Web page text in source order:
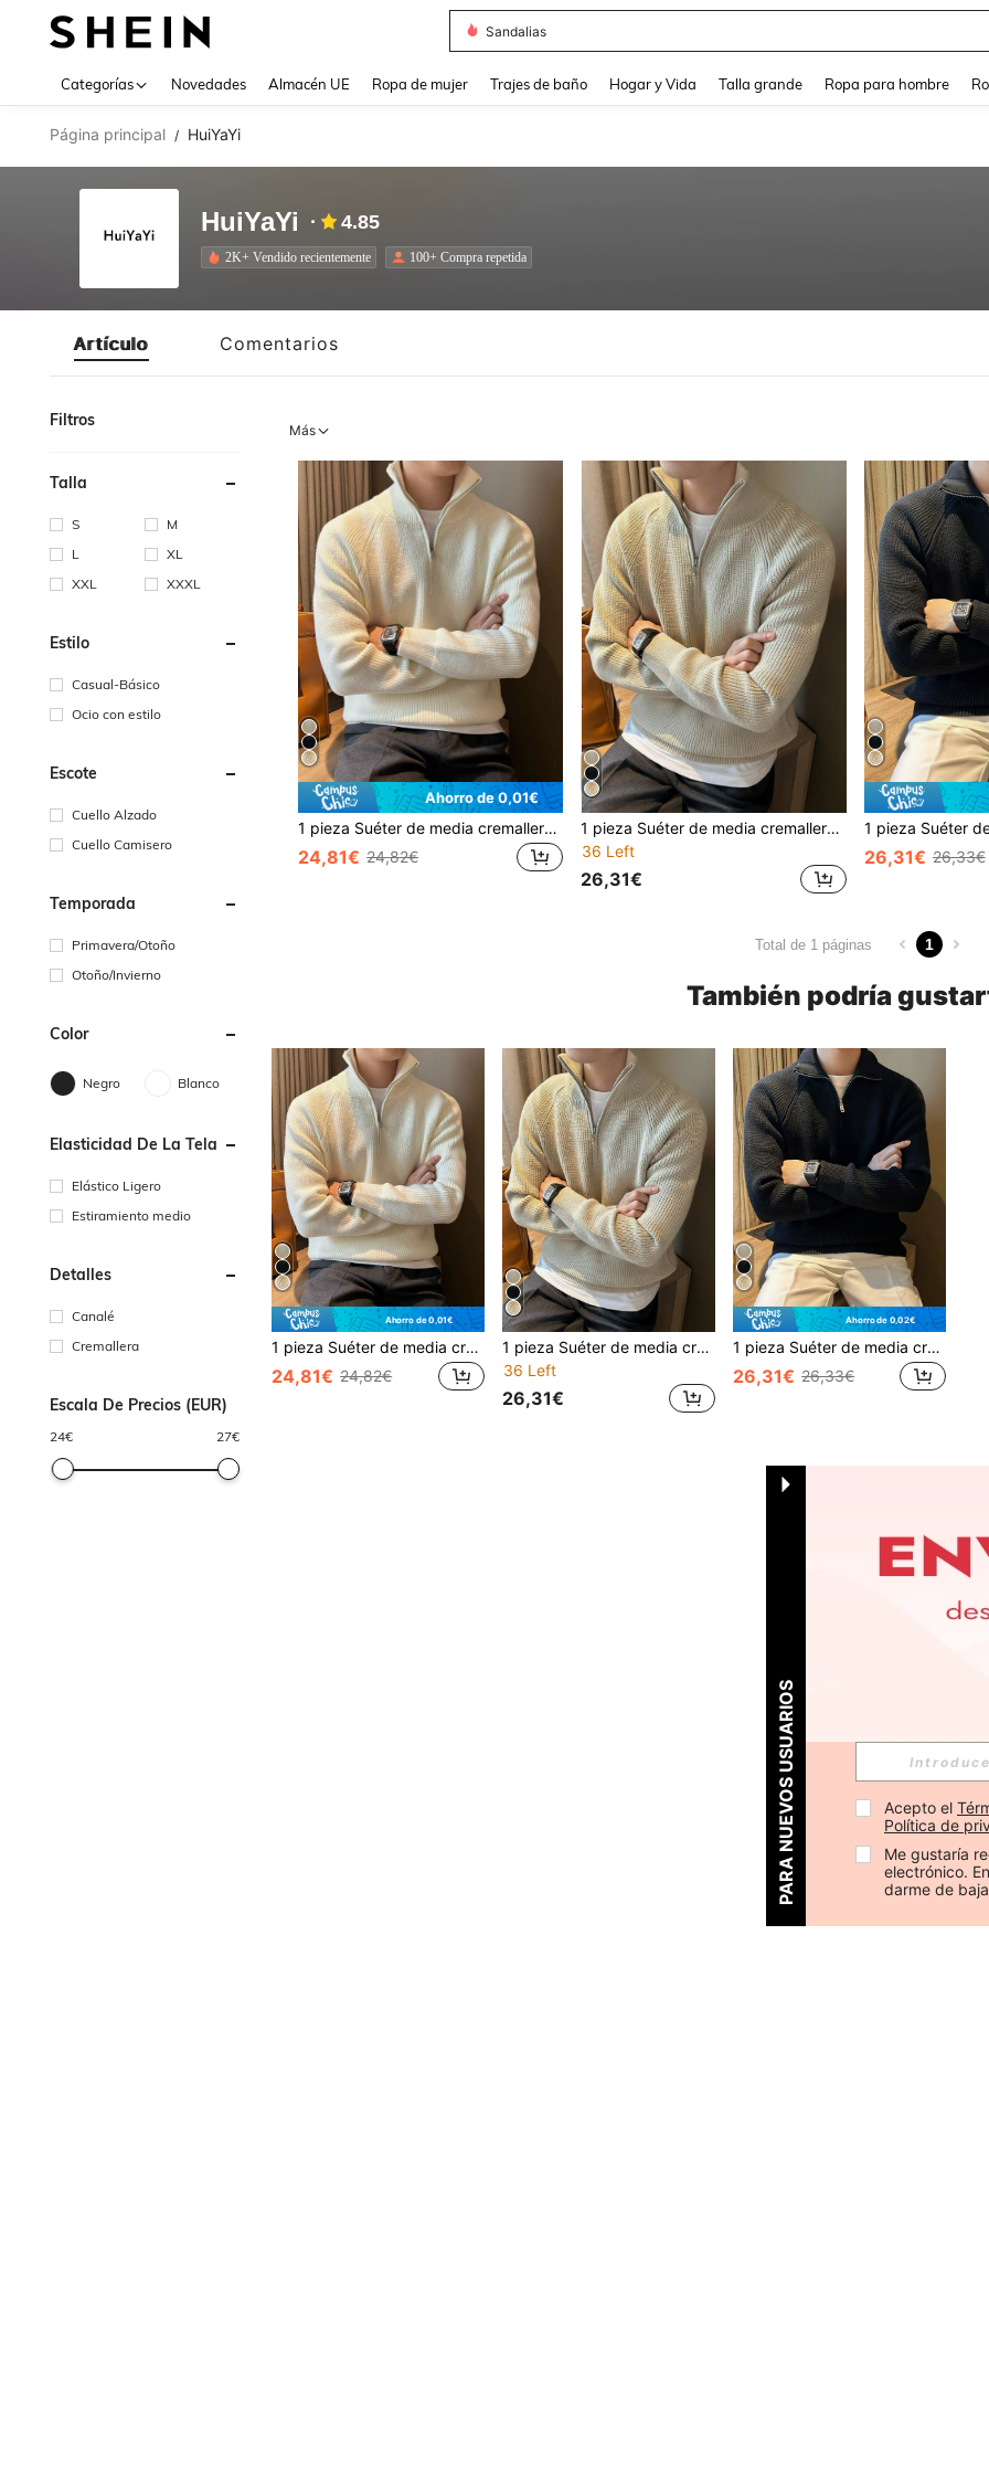
Sandalias
Categorías Novedades Almacén UE Ropa de mujer Trajes de baño Hogar y Vida Talla grande Ropa para hombre
Página principal / HuiYaYi
HuiYaYi 4.85
2K+ Vendido recientemente 100+ Compra repetida
Artículo Comentarios
Filtros
Talla
S
M
L
XL
XXL
XXXL
Estilo
Casual-Básico
Ocio con estilo
Escote
Cuello Alzado
Cuello Camisero
Temporada
Primavera/Otoño
Otoño/Invierno
Color
Negro Blanco
Elasticidad De La Tela
Elástico Ligero
Estiramiento medio
Detalles
Canalé
Cremallera
Escala De Precios (EUR)
24€ 27€
Más
Ahorro de 0,01€
1 pieza Suéter de media cremallera para hombres, tela cómoda, suave y amigable con la piel, elástica, de color negro con textura simple y de moda versátil para el hogar, viajes y negocios
24,81€ 24,82€
1 pieza Suéter de media cremallera para hombres, tela suave y cómoda, amigable con la piel, elástica, de textura minimalista negra, versátil para el hogar, viajes, negocios, suéter para hombres en primavera, otoño e invierno
36 Left
26,31€
26,31€ 26,33€
Total de 1 páginas 1
También podría
Ahorro de 0,01€
1 pieza Suéter de media cremallera para hombres, tela cómoda, suave y amigable con la piel, elástica, de color negro con textura simple y de moda versátil para el hogar, viajes y negocios
24,81€ 24,82€
1 pieza Suéter de media cremallera para hombres, tela suave y cómoda, amigable con la piel, elástica, de textura minimalista negra, versátil para el hogar, viajes, negocios, suéter para hombres en primavera, otoño e invierno
36 Left
26,31€
Ahorro de 0,02€
1 pieza Suéter de media cremallera para hombres, tela suave y cómoda, amigable con la piel, elástica, de textura minimalista negra, versátil para el hogar, viajes, negocios, suéter de hombre, otoño e invierno, top de manga larga
26,31€ 26,33€
PARA NUEVOS USUARIOS Acepto el
Política de
Me gustaría
electrónico.
darme de